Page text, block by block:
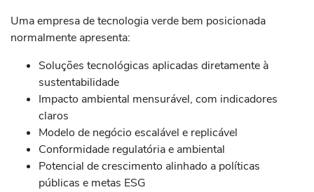
Uma empresa de tecnologia verde bem posicionada
normalmente apresenta:
Soluções tecnológicas aplicadas diretamente à
sustentabilidade
Impacto ambiental mensurável, com indicadores
claros
Modelo de negócio escalável e replicável
Conformidade regulatória e ambiental
Potencial de crescimento alinhado a políticas
públicas e metas ESG